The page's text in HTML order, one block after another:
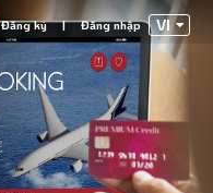
Đăng ký | Đăng nhập VI